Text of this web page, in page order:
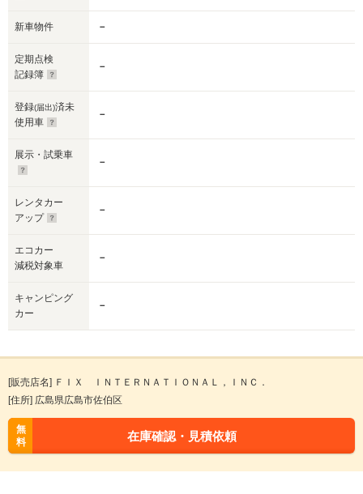
新車物件 －
定期点検
記録簿
－
登録(届出)済未
使用車
－
展示・試乗車
－
レンタカー
アップ
－
エコカー
減税対象車
－
キャンピング
カー
－
[販売店名] ＦＩＸ ＩＮＴＥＲＮＡＴＩＯＮＡＬ，ＩＮＣ．
[住所] 広島県広島市佐伯区
無
料
在庫確認・見積依頼